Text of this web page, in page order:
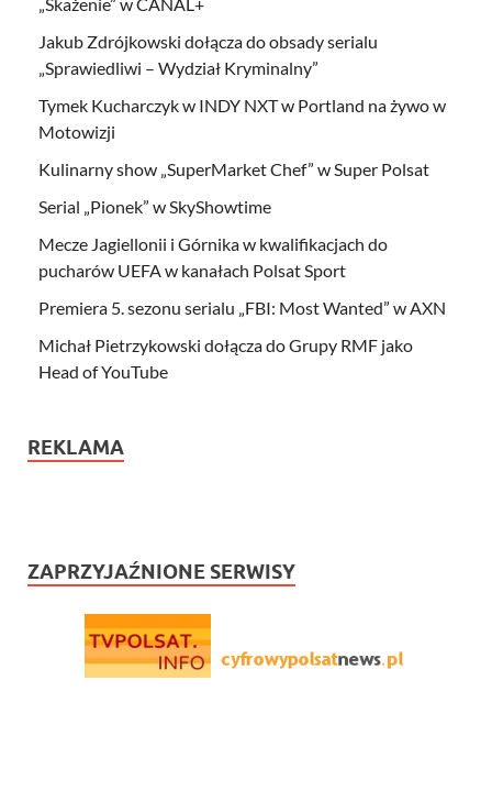
Jakub Zdrójkowski dołącza do obsady serialu
„Sprawiedliwi – Wydział Kryminalny”
Tymek Kucharczyk w INDY NXT w Portland na żywo w
Motowizji
Kulinarny show „SuperMarket Chef” w Super Polsat
Serial „Pionek” w SkyShowtime
Mecze Jagiellonii i Górnika w kwalifikacjach do
pucharów UEFA w kanałach Polsat Sport
Premiera 5. sezonu serialu „FBI: Most Wanted” w AXN
Michał Pietrzykowski dołącza do Grupy RMF jako
Head of YouTube
REKLAMA
ZAPRZYJAŹNIONE SERWISY